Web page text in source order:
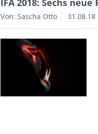
IFA 2018: Sechs
Von: Sascha Otto 31.08.18